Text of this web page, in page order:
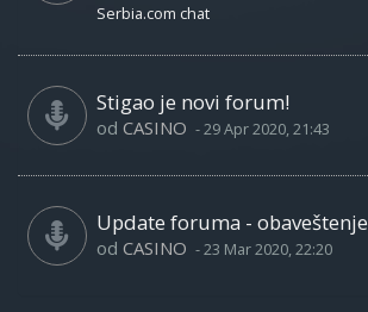
Serbia.com chat
Stigao je novi forum!
od CASINO -29 Apr 2020, 21:43
Update foruma - obaveštenje
od CASINO -23 Mar 2020, 22:20